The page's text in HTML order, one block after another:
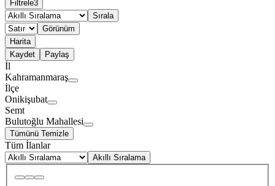
Filtrele3
Sırala
Görünüm
Harita
Kaydet
Paylaş
İl
Kahramanmaraş
İlçe
Onikişubat
Semt
Bulutoğlu Mahallesi
Tümünü Temizle
Tüm İlanlar
Akıllı Sıralama